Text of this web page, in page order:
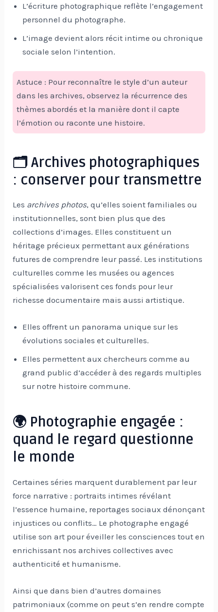
L’écriture photographique reflète l’engagement
personnel du photographe.
L’image devient alors récit intime ou chronique
sociale selon l’intention.
Astuce : Pour reconnaître le style d’un auteur
dans les archives, observez la récurrence des
thèmes abordés et la manière dont il capte
l’émotion ou raconte une histoire.
🗂️ Archives photographiques
: conserver pour transmettre
Les archives photos, qu’elles soient familiales ou
institutionnelles, sont bien plus que des
collections d’images. Elles constituent un
héritage précieux permettant aux générations
futures de comprendre leur passé. Les institutions
culturelles comme les musées ou agences
spécialisées valorisent ces fonds pour leur
richesse documentaire mais aussi artistique.
Elles offrent un panorama unique sur les
évolutions sociales et culturelles.
Elles permettent aux chercheurs comme au
grand public d’accéder à des regards multiples
sur notre histoire commune.
🌍 Photographie engagée :
quand le regard questionne
le monde
Certaines séries marquent durablement par leur
force narrative : portraits intimes révélant
l’essence humaine, reportages sociaux dénonçant
injustices ou conflits… Le photographe engagé
utilise son art pour éveiller les consciences tout en
enrichissant nos archives collectives avec
authenticité et humanisme.
Ainsi que dans bien d’autres domaines
patrimoniaux (comme on peut s’en rendre compte